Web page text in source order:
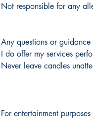
Not responsible for any
Any questions or
I do offer my services
Never leave candles
For entertainment